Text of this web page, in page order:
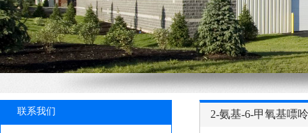
联系我们 2-氨基-6-甲氧基嘌